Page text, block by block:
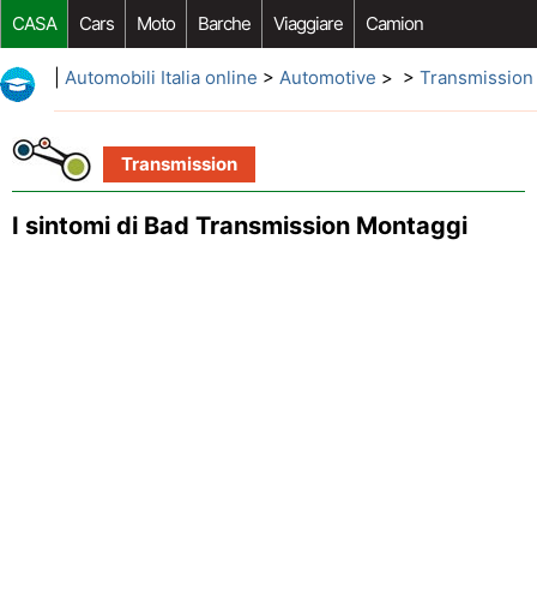
CASA Cars Moto Barche Viaggiare Camion
Riparazione Auto Acquisto Auto Car Opzioni Aftermarket
Automobili Italia online > Automotive > > Transmission
Transmission
I sintomi di Bad Transmission Montaggi